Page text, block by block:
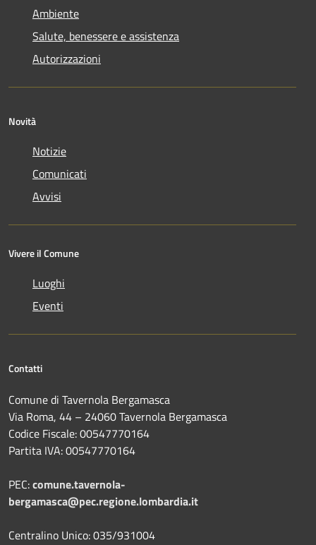
Ambiente
Salute, benessere e assistenza
Autorizzazioni
Novità
Notizie
Comunicati
Avvisi
Vivere il Comune
Luoghi
Eventi
Contatti
Comune di Tavernola Bergamasca
Via Roma, 44 – 24060 Tavernola Bergamasca
Codice Fiscale: 00547770164
Partita IVA: 00547770164
PEC:comune.tavernola-
bergamasca@pec.regione.lombardia.it
Centralino Unico: 035/931004